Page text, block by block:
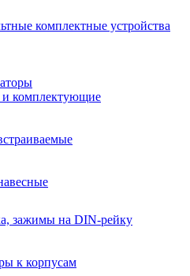
комплектные устройства
и комплектующие
зажимы на DIN-рейку
к корпусам